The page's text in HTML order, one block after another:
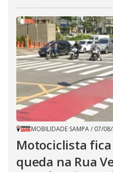
MOBILIDADE SAMPA/ 07/
Motociclista
queda na Rua